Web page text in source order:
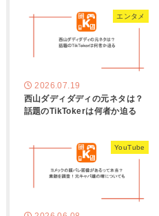
エンタメ
2026.07.19
西山ダディダディの元ネタは？
話題のTikTokerは何者か迫る
YouTube